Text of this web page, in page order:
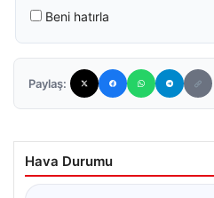
Beni hatırla
Paylaş:
Hava Durumu